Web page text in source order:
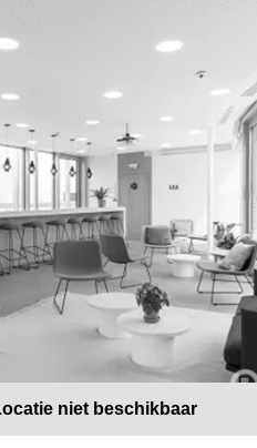
niet beschikbaar